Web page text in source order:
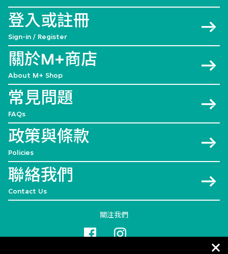
登入或註冊
Sign-in / Register
關於M+商店
About M+ Shop
常見問題
FAQs
政策與條款
Policies
聯絡我們
Contact Us
關注我們